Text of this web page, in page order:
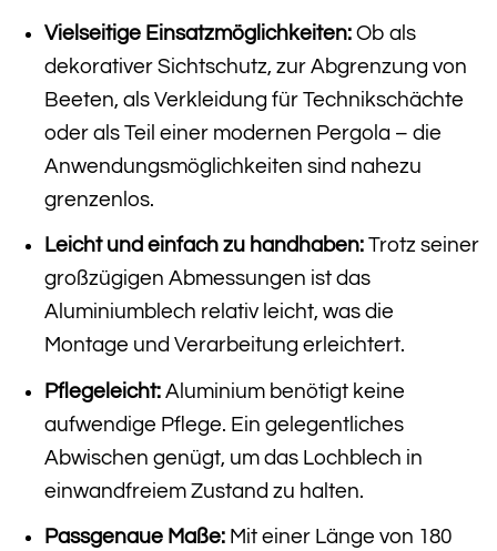
Vielseitige Einsatzmöglichkeiten:Ob als
dekorativer Sichtschutz, zur Abgrenzung von
Beeten, als Verkleidung für Technikschächte
oder als Teil einer modernen Pergola – die
Anwendungsmöglichkeiten sind nahezu
grenzenlos.
Leicht und einfach zu handhaben:Trotz seiner
großzügigen Abmessungen ist das
Aluminiumblech relativ leicht, was die
Montage und Verarbeitung erleichtert.
Pflegeleicht:Aluminium benötigt keine
aufwendige Pflege. Ein gelegentliches
Abwischen genügt, um das Lochblech in
einwandfreiem Zustand zu halten.
Passgenaue Maße:Mit einer Länge von 180